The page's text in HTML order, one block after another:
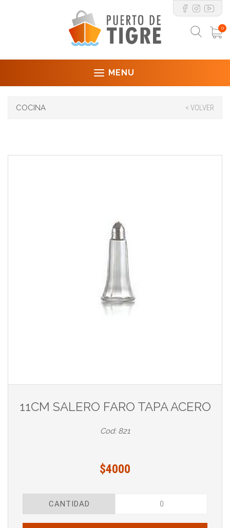
0
MENU
COCINA < VOLVER
11CM SALERO FARO TAPA ACERO
Cod: 821
$4000
CANTIDAD